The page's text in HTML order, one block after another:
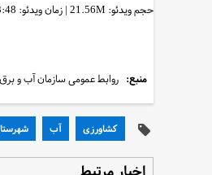
حجم ویدئو: 21.56M | زمان ویدئو: 00:03:48
منبع: روابط عمومی سازمان آب و
کشاورزی آب